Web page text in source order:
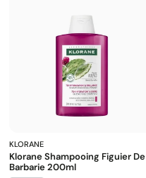
KLORANE
Klorane Shampooing Figuier De
Barbarie 200ml